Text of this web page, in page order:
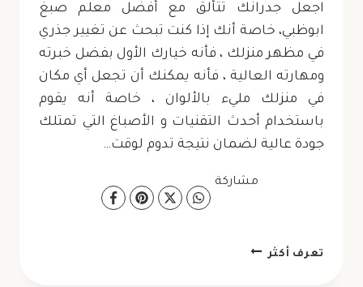
اجعل جدرانك تتألق مع أفضل معلم صبغ
ابوظبي، خاصة أنك إذا كنت تبحث عن تغيير جذري
في مظهر منزلك ، فأنه خيارك الأول بفضل خبرته
ومهارته العالية ، فأنه يمكنك أن تجعل أي مكان
في منزلك مليء بالألوان ، خاصة أنه يقوم
باستخدام أحدث التقنيات و الأصباغ التي تمتلك
جودة عالية لضمان نتيجة تدوم لوقت…
مشاركة
تعرف أكثر معلم